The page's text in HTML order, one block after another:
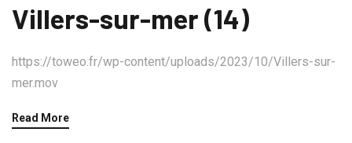
Villers-sur-mer (14)
https://toweo.fr/wp-content/uploads/2023/10/Villers-sur-
mer.mov
Read More